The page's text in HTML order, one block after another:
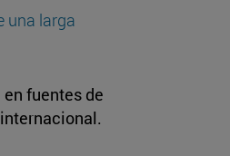
una larga
fuentes de